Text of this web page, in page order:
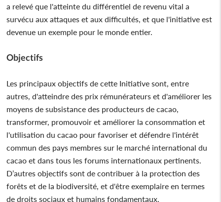
a relevé que l'atteinte du différentiel de revenu vital a
survécu aux attaques et aux difficultés, et que l'initiative est
devenue un exemple pour le monde entier.
Objectifs
Les principaux objectifs de cette Initiative sont, entre
autres, d'atteindre des prix rémunérateurs et d'améliorer les
moyens de subsistance des producteurs de cacao,
transformer, promouvoir et améliorer la consommation et
l'utilisation du cacao pour favoriser et défendre l'intérêt
commun des pays membres sur le marché international du
cacao et dans tous les forums internationaux pertinents.
D’autres objectifs sont de contribuer à la protection des
forêts et de la biodiversité, et d'être exemplaire en termes
de droits sociaux et humains fondamentaux.